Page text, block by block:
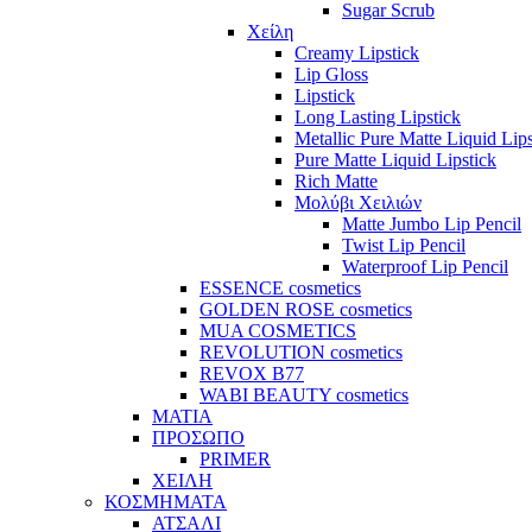
Sugar Scrub
Χείλη
Creamy Lipstick
Lip Gloss
Lipstick
Long Lasting Lipstick
Metallic Pure Matte Liquid
Pure Matte Liquid Lipstick
Rich Matte
Μολύβι Χειλιών
Matte Jumbo Lip Pencil
Twist Lip Pencil
Waterproof Lip Pencil
ESSENCE cosmetics
GOLDEN ROSE cosmetics
MUA COSMETICS
REVOLUTION cosmetics
REVOX B77
WABI BEAUTY cosmetics
ΜΑΤΙΑ
ΠΡΟΣΩΠΟ
PRIMER
ΧΕΙΛΗ
ΚΟΣΜΗΜΑΤΑ
ΑΤΣΑΛΙ